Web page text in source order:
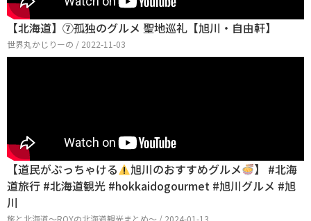
【北海道】⑦孤独のグルメ 聖地巡礼【旭川・自由軒】
世界丸かじりーの / 2022-11-03
【道民がぶっちゃける 旭川のおすすめグルメ
】 #北海
道旅行 #北海道観光 #hokkaidogourmet #旭川グルメ #旭
川